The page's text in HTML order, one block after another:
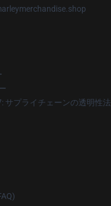
サプライチェーンの透明性法